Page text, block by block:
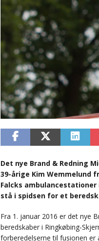
Det nye Brand & Redning
39-årige Kim Wemmelund
Falcks ambulancestationer
stå i spidsen for et
Fra 1. januar 2016 er det nye
beredskaber i Ringkøbing-
forberedelserne til fusionen er